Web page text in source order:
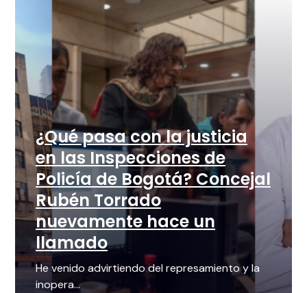
¿Qué pasa con la justicia
en las Inspecciones de
Policía de Bogotá? Concejal
Rubén Torrado
nuevamente hace un
llamado
He venido advirtiendo del represamiento y la
inopera...